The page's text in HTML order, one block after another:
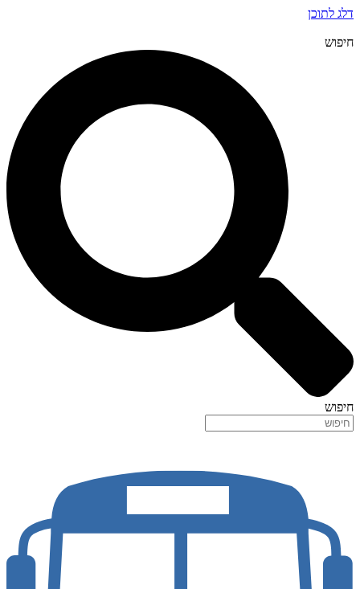
דלג לתוכן
חיפוש
חיפוש